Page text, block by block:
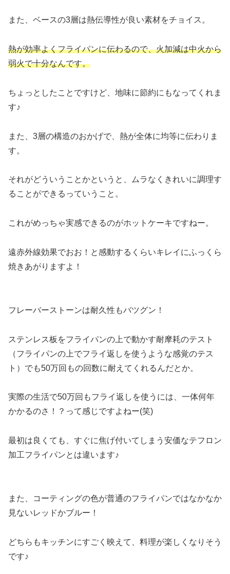
また、ベースの3層は熱伝導性が良い素材をチョイス。
熱が効率よくフライパンに伝わるので、火加減は中火から
弱火で十分なんです。
ちょっとしたことですけど、地味に節約にもなってくれま
す♪
また、3層の構造のおかげで、熱が全体に均等に伝わりま
す。
それがどういうことかというと、ムラなくきれいに調理す
ることができるっていうこと。
これがめっちゃ実感できるのがホットケーキですねー。
遠赤外線効果でおお！と感動するくらいキレイにふっくら
焼きあがりますよ！
フレーバーストーンは耐久性もバツグン！
ステンレス板をフライパンの上で動かす耐摩耗のテスト
（フライパンの上でフライ返しを使うような感覚のテス
ト）でも50万回もの回数に耐えてくれるんだとか。
実際の生活で50万回もフライ返しを使うには、一体何年
かかるのさ！？って感じですよねー(笑)
最初は良くても、すぐに焦げ付いてしまう安価なテフロン
加工フライパンとは違います♪
また、コーティングの色が普通のフライパンではなかなか
見ないレッドかブルー！
どちらもキッチンにすごく映えて、料理が楽しくなりそう
です♪